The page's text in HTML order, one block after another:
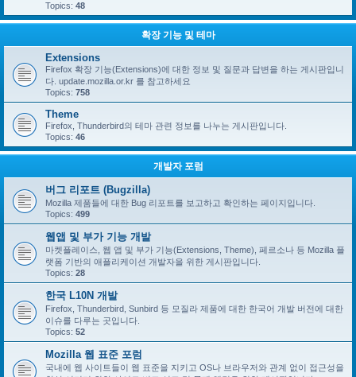
Topics: 48
확장 기능 및 테마
Extensions
Firefox 확장 기능(Extensions)에 대한 정보 및 질문과 답변을 하는 게시판입니
다. update.mozilla.or.kr 를 참고하세요
Topics: 758
Theme
Firefox, Thunderbird의 테마 관련 정보를 나누는 게시판입니다.
Topics: 46
개발자 포럼
버그 리포트 (Bugzilla)
Mozilla 제품들에 대한 Bug 리포트를 보고하고 확인하는 페이지입니다.
Topics: 499
웹앱 및 부가 기능 개발
마켓플레이스, 웹 앱 및 부가 기능(Extensions, Theme), 페르소나 등 Mozilla 플
랫폼 기반의 애플리케이션 개발자을 위한 게시판입니다.
Topics: 28
한국 L10N 개발
Firefox, Thunderbird, Sunbird 등 모질라 제품에 대한 한국어 개발 버전에 대한
이슈를 다루는 곳입니다.
Topics: 52
Mozilla 웹 표준 포럼
국내에 웹 사이트들이 웹 표준을 지키고 OS나 브라우저와 관계 없이 접근성을